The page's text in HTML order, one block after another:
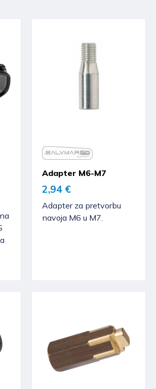
Adapter M6-M7
2,94 €
Adapter za pretvorbu
navoja M6 u M7.